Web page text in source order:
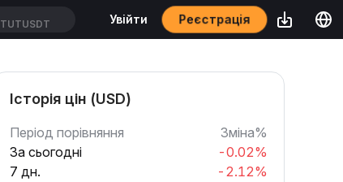
TUTUSDT Увійти Реєстрація
Історія цін (USD)
Період порівняння
Зміна%
За сьогодні
-0.02%
7 дн.
-2.12%